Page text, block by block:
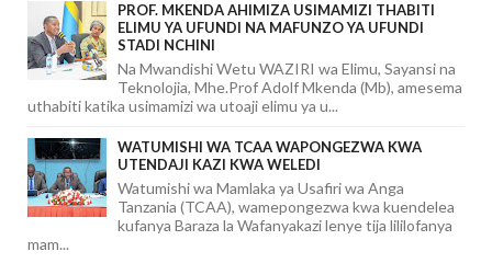
PROF. MKENDA AHIMIZA USIMAMIZI THABITI
ELIMU YA UFUNDI NA MAFUNZO YA UFUNDI
STADI NCHINI
Na Mwandishi Wetu WAZIRI wa Elimu, Sayansi na
Teknolojia, Mhe.Prof Adolf Mkenda (Mb), amesema
uthabiti katika usimamizi wa utoaji elimu ya u...
WATUMISHI WA TCAA WAPONGEZWA KWA
UTENDAJI KAZI KWA WELEDI
Watumishi wa Mamlaka ya Usafiri wa Anga
Tanzania (TCAA), wamepongezwa kwa kuendelea
kufanya Baraza la Wafanyakazi lenye tija lililofanya
mam...